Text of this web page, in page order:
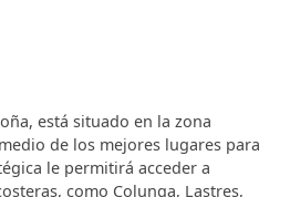
está situado en la zona
de los mejores lugares para
le permitirá acceder a
como Colunga, Lastres,